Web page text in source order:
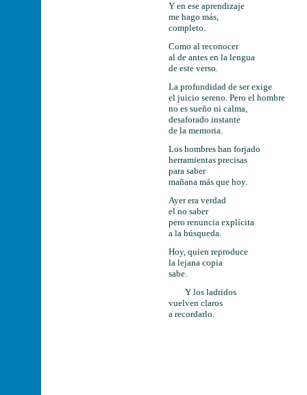
Y en ese aprendizaje
me hago más,
completo.
Como al reconocer
al de antes en la lengua
de este verso.
La profundidad de ser exige
el juicio sereno. Pero el hombre
no es sueño ni calma,
desaforado instante
de la memoria.
Los hombres han forjado
herramientas precisas
para saber
mañana más que hoy.
Ayer era verdad
el no saber
pero renuncia explícita
a la búsqueda.
Hoy, quien reproduce
la lejana copia
sabe.
Y los ladridos
vuelven claros
a recordarlo.